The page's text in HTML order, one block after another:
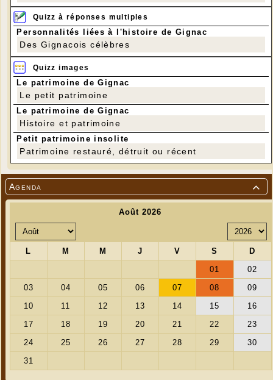

Agenda
---
Quizz à réponses multiples
Personnalités liées à l'histoire de Gignac
Des Gignacois célèbres
Quizz images
Le patrimoine de Gignac
Le petit patrimoine
Le patrimoine de Gignac
Histoire et patrimoine
Petit patrimoine insolite
Patrimoine restauré, détruit ou récent